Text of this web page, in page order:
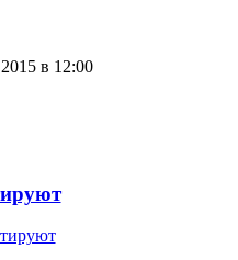
в 12:00